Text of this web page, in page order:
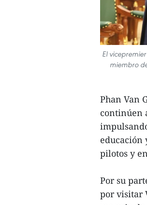
El
miembro
Phan Van
continúen
educación
pilotos y
Por su
por visitar